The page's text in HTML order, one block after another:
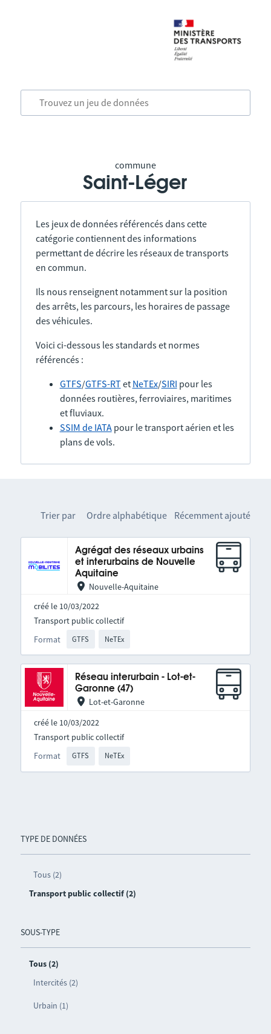
commune
Saint-Léger
Les jeux de données référencés dans cette
catégorie contiennent des informations
permettant de décrire les réseaux de transports
en commun.
Ils nous renseignent notamment sur la position
des arrêts, les parcours, les horaires de passage
des véhicules.
Voici ci-dessous les standards et normes
référencés :
GTFS/GTFS-RTet NeTEx/SIRI pour les
données routières, ferroviaires, maritimes
et fluviaux.
SSIM de IATApour le transport aérien et les
plans de vols.
TYPE DE DONNÉES
Tous (2)
Transport public collectif (2)
SOUS-TYPE
Tous (2)
Intercités (2)
Urbain (1)
Trier par Ordre alphabétique Récemment ajouté
Agrégat des réseaux urbains
et interurbains de Nouvelle
Aquitaine
Nouvelle-Aquitaine
créé le 10/03/2022
Format GTFS NeTEx
Transport public collectif
Réseau interurbain - Lot-et-
Garonne (47)
Lot-et-Garonne
créé le 10/03/2022
Format GTFS NeTEx
Transport public collectif